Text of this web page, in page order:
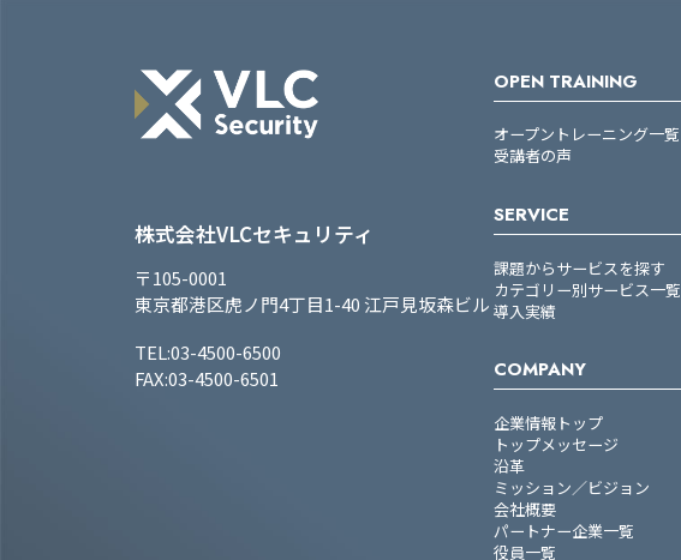
株式会社VLCセキュリティ
〒105-0001
東京都港区虎ノ門4丁目1-40 江戸見坂森ビル
TEL:03-4500-6500
FAX:03-4500-6501
OPEN TRAINING
オープントレーニング一覧
受講者の声
SERVICE
課題からサービスを探す
カテゴリー別サービス一覧
導入実績
COMPANY
企業情報トップ
トップメッセージ
沿革
ミッション／ビジョン
会社概要
パートナー企業一覧
役員一覧